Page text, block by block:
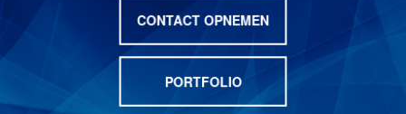
CONTACT OPNEMEN
PORTFOLIO